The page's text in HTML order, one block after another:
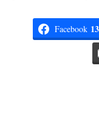
Facebook